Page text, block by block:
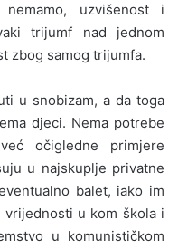
uzvišenost i
trijumf nad jednom
zbog samog trijumfa.
u snobizam, a da toga
djeci. Nema potrebe
očigledne primjere
u najskuplje privatne
balet, iako im
u kom škola i
u komunističkom